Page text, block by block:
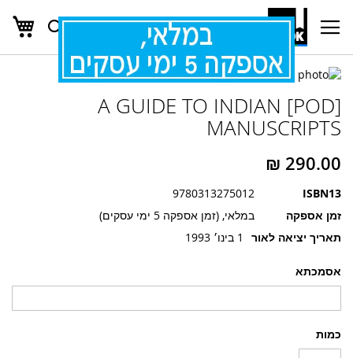
Skip
Content
חפש
אסמכתא
כמות
[POD] A GUIDE TO INDIAN
MANUSCRIPTS
ISBN13
9780313275012
זמן אספקה
במלאי, (זמן אספקה 5 ימי עסקים)
תאריך יציאה לאור
1 בינו׳ 1993
לדלג
של
גלריית
תמונות
להתחלה
של
גלריית